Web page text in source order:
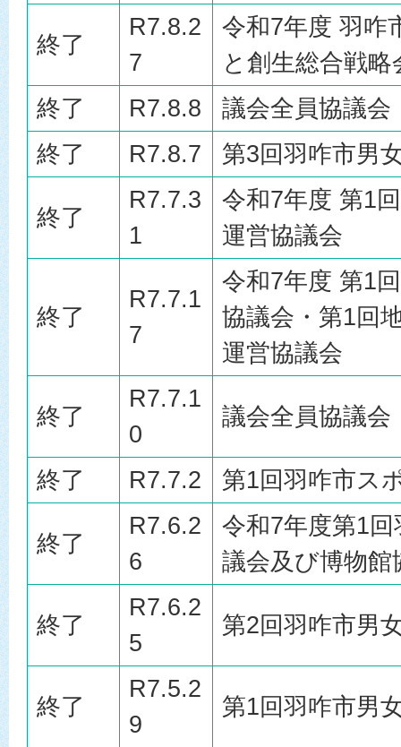
終了
R7.8.2
7
令和7年度 羽咋
と創生総合戦略
終了
R7.8.8
議会全員協議会
終了
R7.8.7 第3回羽咋市男
終了
R7.7.3
1
令和7年度 第1
運営協議会
終了
R7.7.1
7
令和7年度 第1
協議会・第1回
運営協議会
終了
R7.7.1
0
議会全員協議会
終了 R7.7.2 第1回羽咋市ス
終了
R7.6.2
6
令和7年度第1
議会及び博物館
終了
R7.6.2
5
第2回羽咋市男
終了
R7.5.2
9
第1回羽咋市男